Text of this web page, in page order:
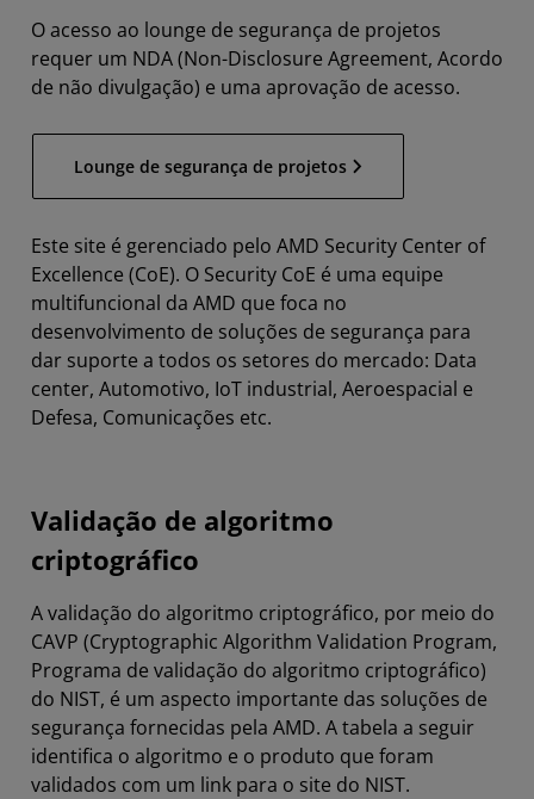
O acesso ao lounge de segurança de projetos
requer um NDA (Non-Disclosure Agreement, Acordo
de não divulgação) e uma aprovação de acesso.
Lounge de segurança de projetos
Este site é gerenciado pelo AMD Security Center of
Excellence (CoE). O Security CoE é uma equipe
multifuncional da AMD que foca no
desenvolvimento de soluções de segurança para
dar suporte a todos os setores do mercado: Data
center, Automotivo, IoT industrial, Aeroespacial e
Defesa, Comunicações etc.
Validação de algoritmo
criptográfico
A validação do algoritmo criptográfico, por meio do
CAVP (Cryptographic Algorithm Validation Program,
Programa de validação do algoritmo criptográfico)
do NIST, é um aspecto importante das soluções de
segurança fornecidas pela AMD. A tabela a seguir
identifica o algoritmo e o produto que foram
validados com um link para o site do NIST.